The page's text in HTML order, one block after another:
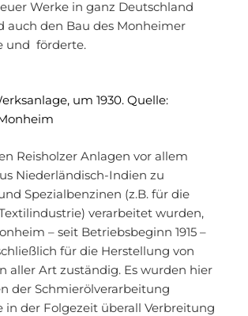
Werke in ganz Deutschland
auch den Bau des Monheimer
und förderte.
um 1930. Quelle:
Reisholzer Anlagen vor allem
Niederländisch-Indien zu
Spezialbenzinen (z.B. für die
verarbeitet wurden,
– seit Betriebsbeginn 1915 –
für die Herstellung von
aller Art zuständig. Es wurden hier
der Schmierölverarbeitung
in der Folgezeit überall Verbreitung